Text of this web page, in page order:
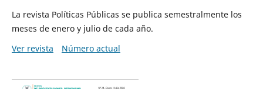
La revista Políticas Públicas se publica semestralmente los
meses de enero y julio de cada año.
Ver revista
Número actual